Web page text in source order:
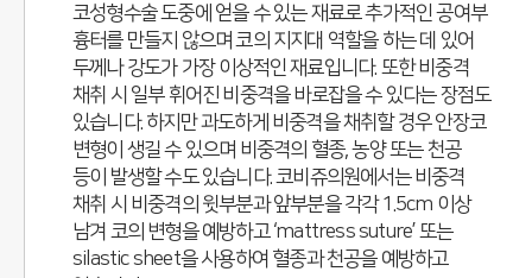
코성형수술 도중에 얻을 수 있는 재료로 추가적인 공여부
흉터를 만들지 않으며 코의 지지대 역할을 하는 데 있어
두께나 강도가 가장 이상적인 재료입니다. 또한 비중격
채취 시 일부 휘어진 비중격을 바로잡을 수 있다는 장점도
있습니다. 하지만 과도하게 비중격을 채취할 경우 안장코
변형이 생길 수 있으며 비중격의 혈종, 농양 또는 천공
등이 발생할 수도 있습니다. 코비쥬의원에서는 비중격
채취 시 비중격의 윗부분과 앞부분을 각각 1.5cm 이상
남겨 코의 변형을 예방하고 ‘mattress suture’ 또는
silastic sheet을 사용하여 혈종과 천공을 예방하고